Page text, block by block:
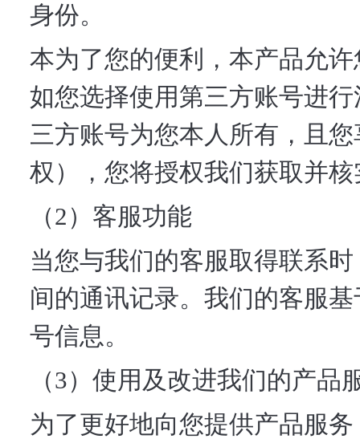
身份。
本为了您的便利，本产品允
如您选择使用第三方账号进
三方账号为您本人所有，且
权），您将授权我们获取并
（2）客服功能
当您与我们的客服取得联系
间的通讯记录。我们的客服
号信息。
（3）使用及改进我们的产品
为了更好地向您提供产品服